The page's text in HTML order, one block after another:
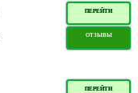
ПЕРЕЙТИ
ОТЗЫВЫ
ПЕРЕЙТИ